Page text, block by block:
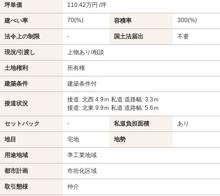
坪単価 110.42万円 /坪
建ぺい率 70(%) 容積率 300(%)
法令上の制限 - 国土法届出 不要
現況/引渡し 上物あり/相談
土地権利 所有権
建築条件 建築条件付
接道状況
接道: 北西 4.9ｍ 私道 道路幅: 3.3ｍ
接道: 北東 9.9ｍ 私道 道路幅: 5.6ｍ
セットバック - 私道負担面積 あり
地目 宅地 地勢
用途地域 準工業地域
都市計画 市街化区域
取引態様 仲介